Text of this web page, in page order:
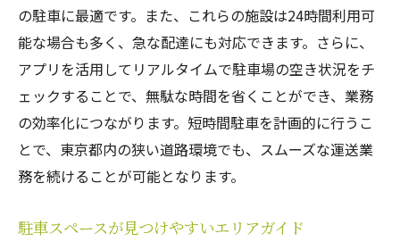
の駐車に最適です。また、これらの施設は24時間利用可
能な場合も多く、急な配達にも対応できます。さらに、
アプリを活用してリアルタイムで駐車場の空き状況をチ
ェックすることで、無駄な時間を省くことができ、業務
の効率化につながります。短時間駐車を計画的に行うこ
とで、東京都内の狭い道路環境でも、スムーズな運送業
務を続けることが可能となります。
駐車スペースが見つけやすいエリアガイド